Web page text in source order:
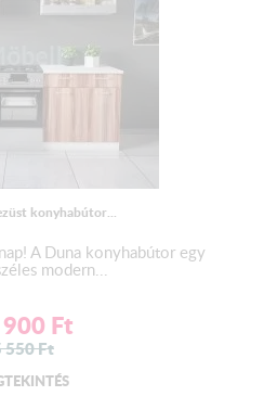
konyhabútor...
A Duna konyhabútor egy
modern...
Ft
550Ft